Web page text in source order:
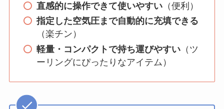
直感的に操作できて使いやすい（便利）
指定した空気圧まで自動的に充填できる
（楽チン）
軽量・コンパクトで持ち運びやすい（ツ
ーリングにぴったりなアイテム）